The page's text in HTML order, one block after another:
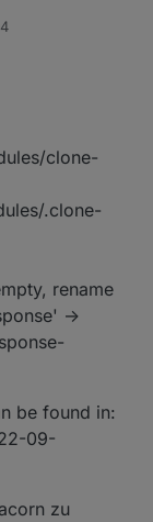
danach den
clone-
.clone-
rename
->
be found in:
09-
zu